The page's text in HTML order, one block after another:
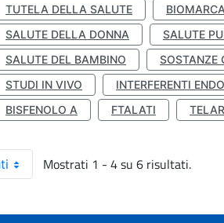
TUTELA DELLA SALUTE
SALUTE DELLA DONNA
SALUTE
SALUTE DEL BAMBINO
SOSTANZE
STUDI IN VIVO
INTERFERENTI
BISFENOLO A
FTALATI
Mostrati 1 - 4 su 6 risultati.